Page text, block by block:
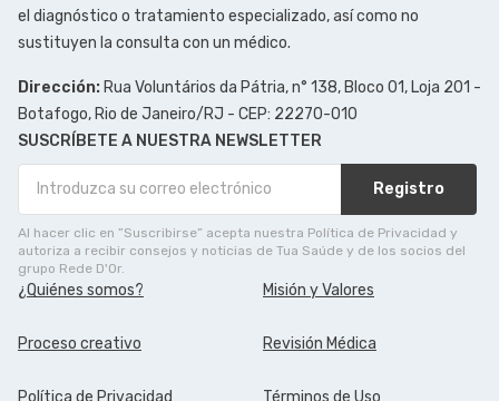
el diagnóstico o tratamiento especializado, así como no
sustituyen la consulta con un médico.
Dirección: Rua Voluntários da Pátria, n° 138, Bloco 01, Loja 201 -
Botafogo, Rio de Janeiro/RJ - CEP: 22270-010
SUSCRÍBETE A NUESTRA NEWSLETTER
Registro
Al hacer clic en ”Suscribirse” acepta nuestra Política de Privacidad y
autoriza a recibir consejos y noticias de Tua Saúde y de los socios del
grupo Rede D'Or.
¿Quiénes somos? Misión y Valores
Proceso creativo Revisión Médica
Política de Privacidad Términos de Uso